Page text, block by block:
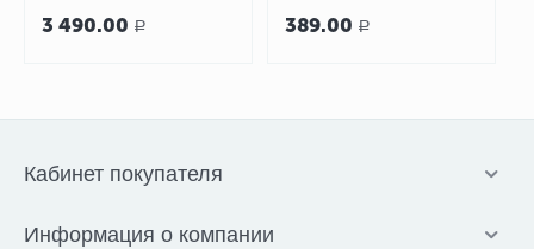
3 490.00 Р
арт. 43-1050
389.00 Р
Кабинет покупателя
Информация о компании